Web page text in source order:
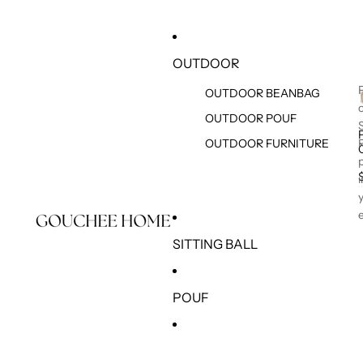
OUTDOOR
OUTDOOR BEANBAG
OUTDOOR POUF
OUTDOOR FURNITURE
y
SITTING BALL
POUF